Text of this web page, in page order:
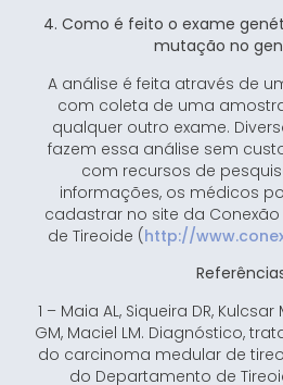
4. Como é feito o exame
mutação no
A análise é feita através de
com coleta de uma
qualquer outro exame.
fazem essa análise sem
com recursos de
informações, os médicos
cadastrar no site da
de Tireoide (http://
1 – Maia AL, Siqueira DR,
GM, Maciel LM. Diagnóstico,
do carcinoma medular de
do Departamento de